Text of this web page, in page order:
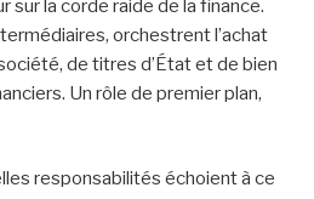
de change
vous devez